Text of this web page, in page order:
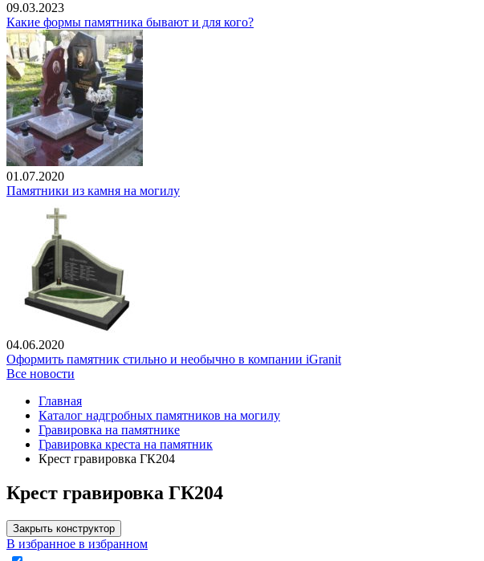
09.03.2023
Какие формы памятника бывают и для кого?
01.07.2020
Памятники из камня на могилу
04.06.2020
Оформить памятник стильно и необычно в компании iGranit
Все новости
Главная
Каталог надгробных памятников на могилу
Гравировка на памятнике
Гравировка креста на памятник
Крест гравировка ГК204
Крест гравировка ГК204
Закрыть конструктор
В избранное в избранном